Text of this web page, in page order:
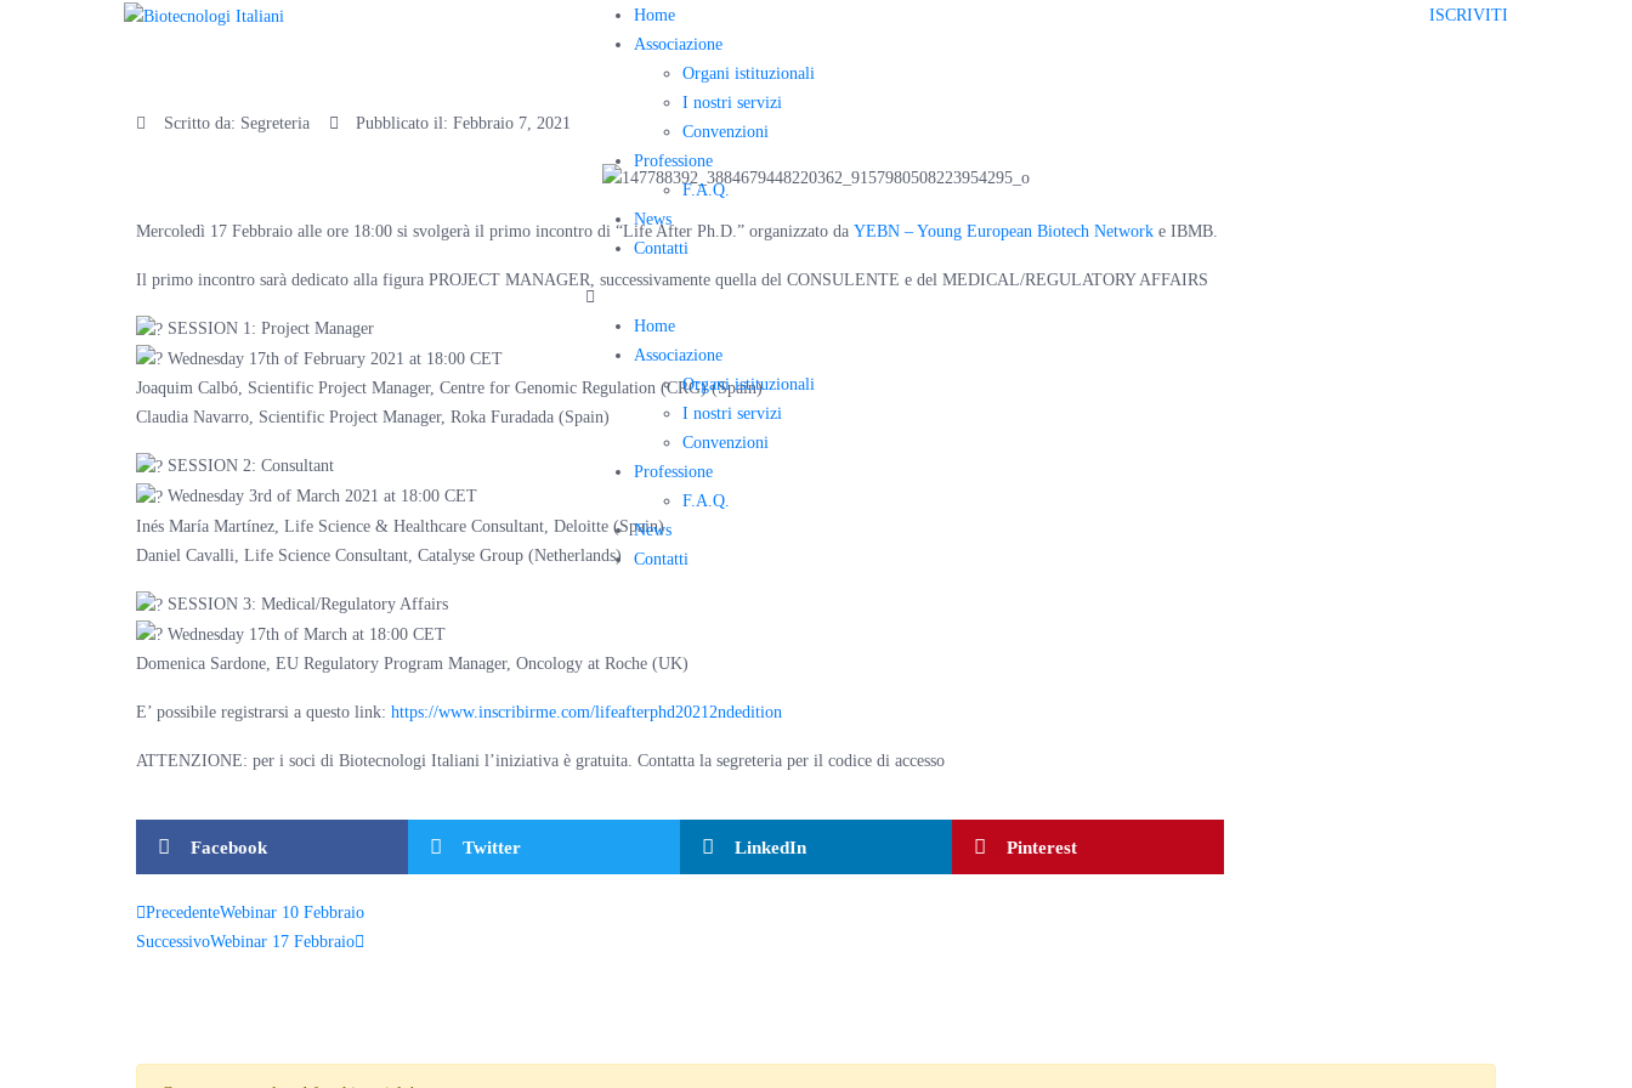
Home
Associazione
Organi istituzionali
I nostri servizi
Convenzioni
Professione
F.A.Q.
News
Contatti
Home
Associazione
Organi istituzionali
I nostri servizi
Convenzioni
Professione
F.A.Q.
News
Contatti
ISCRIVITI
YEBN – Life After PhD
Scritto da: Segreteria Pubblicato il: Febbraio 7, 2021
Mercoledì 17 Febbraio alle ore 18:00 si svolgerà il primo incontro di “Life After Ph.D.” organizzato da YEBN – Young European Biotech Network e IBMB.
Il primo incontro sarà dedicato alla figura PROJECT MANAGER, successivamente quella del CONSULENTE e del MEDICAL/REGULATORY AFFAIRS
SESSION 1: Project Manager
Wednesday 17th of February 2021 at 18:00 CET
Joaquim Calbó, Scientific Project Manager, Centre for Genomic Regulation (CRG) (Spain)
Claudia Navarro, Scientific Project Manager, Roka Furadada (Spain)
SESSION 2: Consultant
Wednesday 3rd of March 2021 at 18:00 CET
Inés María Martínez, Life Science & Healthcare Consultant, Deloitte (Spain)
Daniel Cavalli, Life Science Consultant, Catalyse Group (Netherlands)
SESSION 3: Medical/Regulatory Affairs
Wednesday 17th of March at 18:00 CET
Domenica Sardone, EU Regulatory Program Manager, Oncology at Roche (UK)
E’ possibile registrarsi a questo link: https://www.inscribirme.com/lifeafterphd20212ndedition
ATTENZIONE: per i soci di Biotecnologi Italiani l’iniziativa è gratuita. Contatta la segreteria per il codice di accesso
Facebook Twitter LinkedIn Pinterest
PrecedenteWebinar 10 Febbraio
SuccessivoWebinar 17 Febbraio